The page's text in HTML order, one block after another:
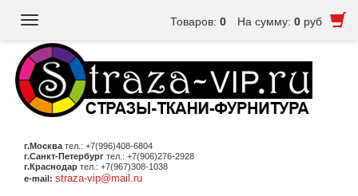
Товаров: 0 На сумму: 0 руб
Toggle
г.Москва тел.: +7(996)408-6804
г.Санкт-Петербург тел.: +7(906)276-2928
г.Краснодар тел.: +7(967)308-1038
e-mail: straza-vip@mail.ru